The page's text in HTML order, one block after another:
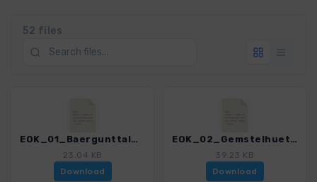
52 files
EOK_01_Baergunttal_3121_3.gpx
23.04 KB
Download
EOK_02_Gemstelhuette_3121_3.gpx
39.23 KB
Download